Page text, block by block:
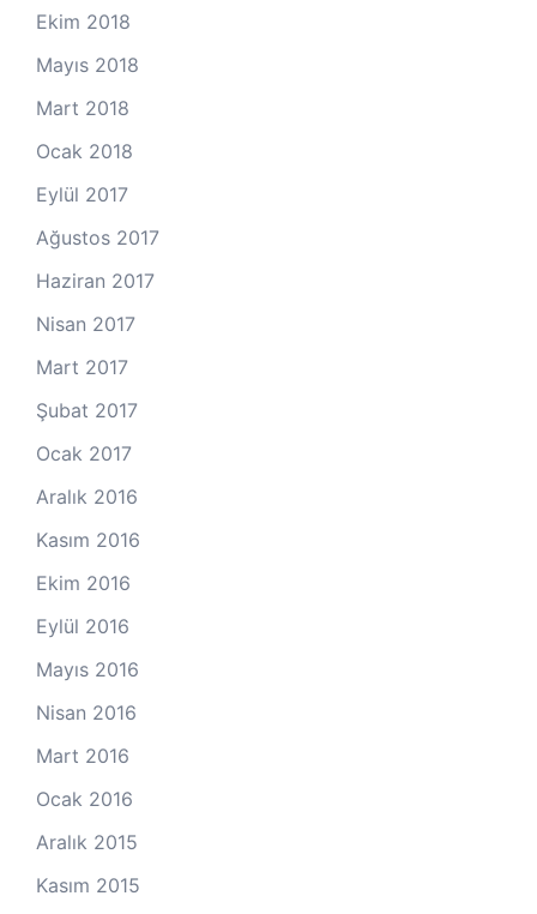
Ekim 2018
Mayıs 2018
Mart 2018
Ocak 2018
Eylül 2017
Ağustos 2017
Haziran 2017
Nisan 2017
Mart 2017
Şubat 2017
Ocak 2017
Aralık 2016
Kasım 2016
Ekim 2016
Eylül 2016
Mayıs 2016
Nisan 2016
Mart 2016
Ocak 2016
Aralık 2015
Kasım 2015